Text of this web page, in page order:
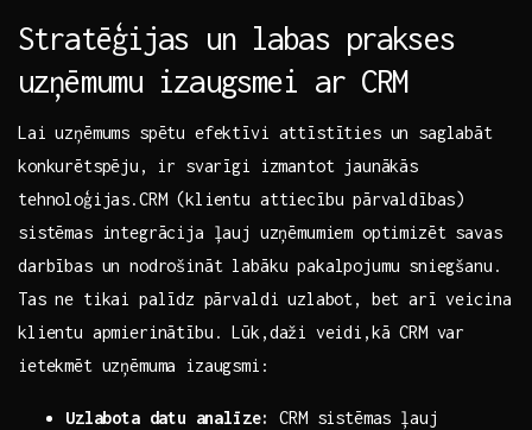
Stratēģijas un labas prakses
uzņēmumu izaugsmei ar CRM
Lai uzņēmums spētu efektīvi‌ attīstīties un saglabāt​
konkurētspēju, ⁣ir svarīgi izmantot​ jaunākās‍
tehnoloģijas.CRM (klientu attiecību ⁤pārvaldības)
sistēmas integrācija ļauj ⁢uzņēmumiem optimizēt savas
darbības un nodrošināt labāku pakalpojumu⁢ sniegšanu.
Tas ne ‍tikai palīdz ⁤pārvaldi uzlabot, bet arī veicina
klientu apmierinātību. ​Lūk,daži ⁢veidi,kā ‍CRM var
ietekmēt uzņēmuma izaugsmi:
Uzlabota datu ⁤analīze:
CRM sistēmas ļauj